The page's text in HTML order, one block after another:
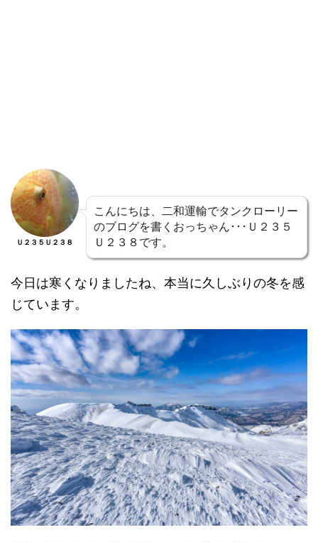
Ｕ２３５Ｕ２３８
こんにちは、二和運輸でタンクローリー
のブログを書くおっちゃん･･･Ｕ２３５
Ｕ２３８です。
今日は寒くなりましたね、本当に久しぶりの冬を感
じています。